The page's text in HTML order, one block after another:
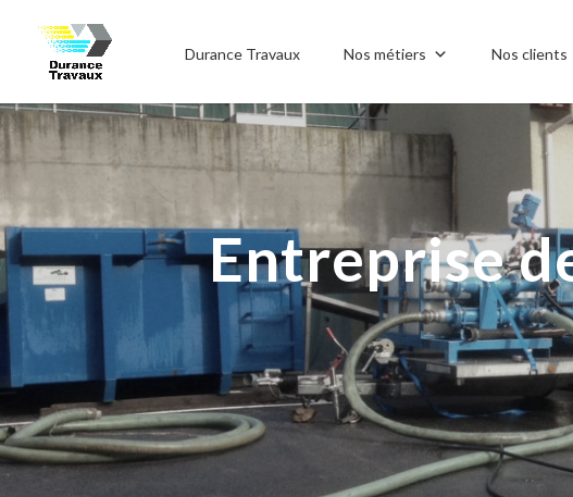
Durance Travaux Nos métiers Nos clients
Entreprise